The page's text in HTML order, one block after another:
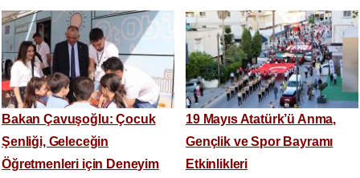
Bakan Çavuşoğlu: Çocuk
Şenliği, Geleceğin
Öğretmenleri için Deneyim
19 Mayıs Atatürk’ü Anma,
Gençlik ve Spor Bayramı
Etkinlikleri